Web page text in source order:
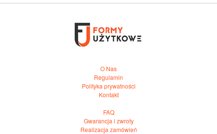
O Nas
Regulamin
Polityka prywatności
Kontakt
FAQ
Gwarancja i zwroty
Realizacja zamówień